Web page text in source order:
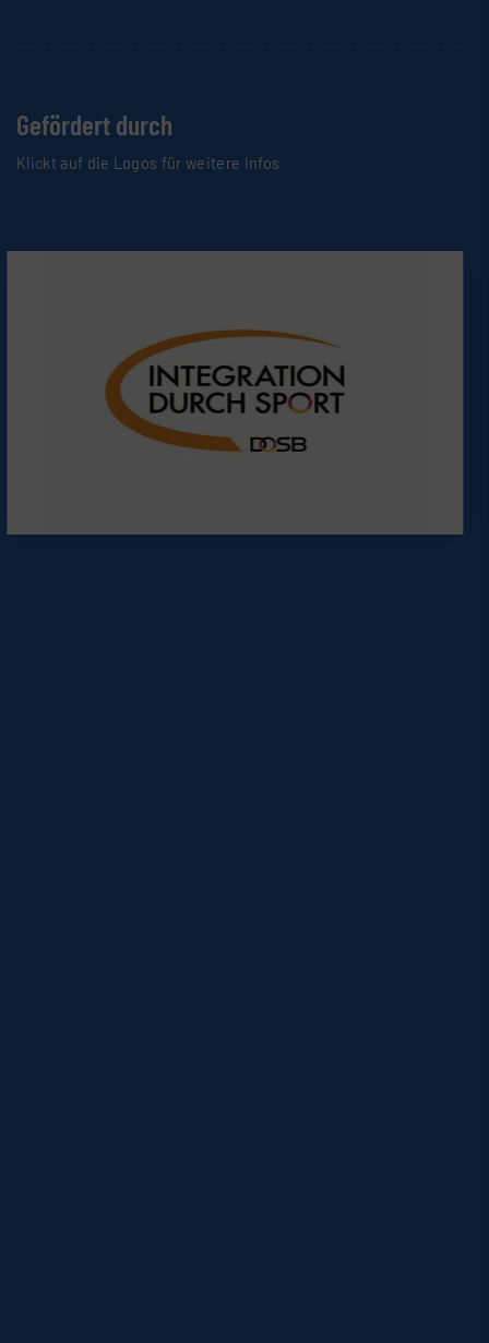
Gefördert durch
Klickt auf die Logos für weitere Infos